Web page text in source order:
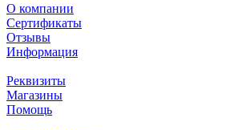
О компании
Сертификаты
Отзывы
Информация
Реквизиты
Магазины
Помощь